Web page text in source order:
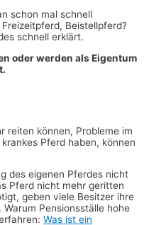
schon mal schnell
Beistellpferd?
schnell erklärt.
oder werden als Eigentum
reiten können, Probleme im
Pferd haben, können
des eigenen Pferdes nicht
Pferd nicht mehr geritten
geben viele Besitzer ihre
Pensionsställe hohe
Was ist ein